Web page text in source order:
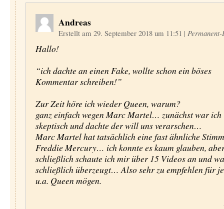
Andreas
Erstellt am 29. September 2018 um 11:51 |
Hallo!
“ich dachte an einen Fake, wollte schon ein böses
Kommentar schreiben!”
Zur Zeit höre ich wieder Queen, warum?
ganz einfach wegen Marc Martel… zunächst war ich
skeptisch und dachte der will uns verarschen…
Marc Martel hat tatsächlich eine fast ähnliche
Freddie Mercury… ich konnte es kaum glauben,
schließlich schaute ich mir über 15 Videos an und
schließlich überzeugt… Also sehr zu empfehlen für
u.a. Queen mögen.